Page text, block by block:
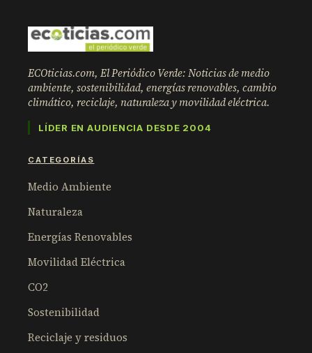
ECOticias.com, El Periódico Verde: Noticias de medio
ambiente, sostenibilidad, energías renovables, cambio
climático, reciclaje, naturaleza y movilidad eléctrica.
LÍDER EN AUDIENCIA DESDE 2004
CATEGORÍAS
Medio Ambiente
Naturaleza
Energías Renovables
Movilidad Eléctrica
CO2
Sostenibilidad
Reciclaje y residuos